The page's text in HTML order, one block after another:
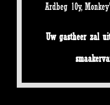
Ardbeg 10y,
Uw gastheer zal